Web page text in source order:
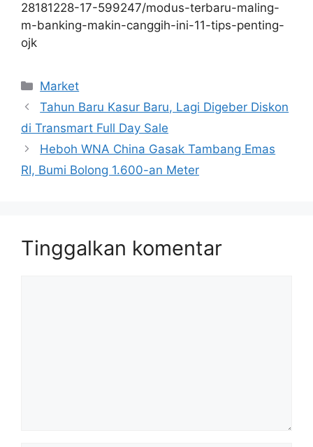
28181228-17-599247/modus-terbaru-maling-
m-banking-makin-canggih-ini-11-tips-penting-
ojk
Kategori
Market
Tahun Baru Kasur Baru, Lagi Digeber Diskon
di Transmart Full Day Sale
Heboh WNA China Gasak Tambang Emas
RI, Bumi Bolong 1.600-an Meter
Tinggalkan komentar